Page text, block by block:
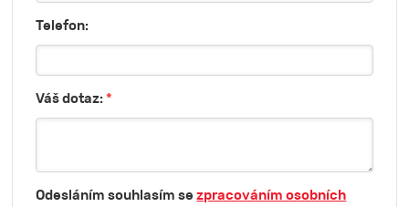
Telefon:
Váš dotaz:*
Odesláním souhlasím sezpracováním osobních